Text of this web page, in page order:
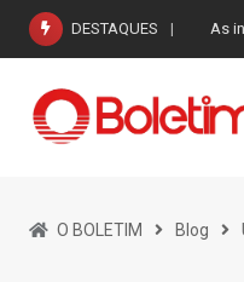
Skip
content
DESTAQUES As
O BOLETIM Blog